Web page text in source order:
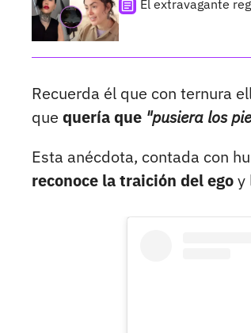
El extravagante
Recuerda él que con ternura
que quería que "pusiera los
Esta anécdota, contada con
reconoce la traición del egoy